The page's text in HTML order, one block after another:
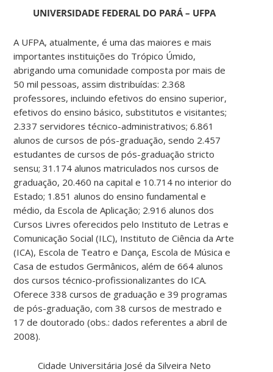
UNIVERSIDADE FEDERAL DO PARÁ – UFPA
A UFPA, atualmente, é uma das maiores e mais
importantes instituições do Trópico Úmido,
abrigando uma comunidade composta por mais de
50 mil pessoas, assim distribuídas: 2.368
professores, incluindo efetivos do ensino superior,
efetivos do ensino básico, substitutos e visitantes;
2.337 servidores técnico-administrativos; 6.861
alunos de cursos de pós-graduação, sendo 2.457
estudantes de cursos de pós-graduação stricto
sensu; 31.174 alunos matriculados nos cursos de
graduação, 20.460 na capital e 10.714 no interior do
Estado; 1.851 alunos do ensino fundamental e
médio, da Escola de Aplicação; 2.916 alunos dos
Cursos Livres oferecidos pelo Instituto de Letras e
Comunicação Social (ILC), Instituto de Ciência da Arte
(ICA), Escola de Teatro e Dança, Escola de Música e
Casa de estudos Germânicos, além de 664 alunos
dos cursos técnico-profissionalizantes do ICA.
Oferece 338 cursos de graduação e 39 programas
de pós-graduação, com 38 cursos de mestrado e
17 de doutorado (obs.: dados referentes a abril de
2008).
Cidade Universitária José da Silveira Neto